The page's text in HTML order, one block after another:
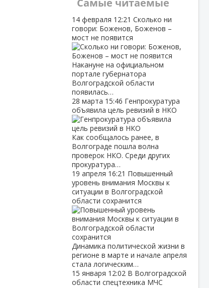
Самые читаемые
14 февраля 12:21 Сколько ни
говори: Боженов, Боженов –
мост не появится
Накануне на официальном
портале губернатора
Волгоградской области
появилась…
28 марта 15:46 Генпрокуратура
объявила цель ревизий в НКО
Как сообщалось ранее, в
Волгограде пошла волна
проверок НКО. Среди других
прокуратура…
19 апреля 16:21 Повышенный
уровень внимания Москвы к
ситуации в Волгоградской
области сохранится
Динамика политической жизни в
регионе в марте и начале апреля
стала логическим…
15 января 12:02 В Волгоградской
области спецтехника МЧС